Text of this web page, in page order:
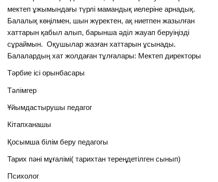
мектеп ұжымындағы түрлі мамандық иелеріне арнадық.
Балалық көңілмен, шын жүректен, ақ ниетпен жазылған
хаттарын қабыл алып, барынша әділ жауап беруіңізді
сұраймын. Оқушылар жазған хаттарын ұсынады.
Балалардың хат жолдаған тұлғалары: Мектеп директоры
Тәрбие ісі орынбасары
Тәлімгер
Ұйымдастырушы педагог
Кітапханашы
Қосымша білім беру педагогы
Тарих пәні мұғалімі( тарихтан тереңдетілген сынып)
Психолог